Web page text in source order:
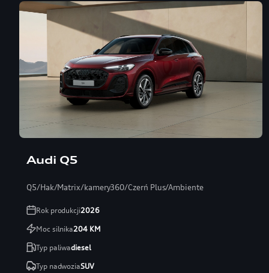
Audi Q5
Q5/Hak/Matrix/kamery360/Czerń Plus/Ambiente
Rok produkcji2026
Moc silnika204KM
Typ paliwadiesel
Typ nadwoziaSUV